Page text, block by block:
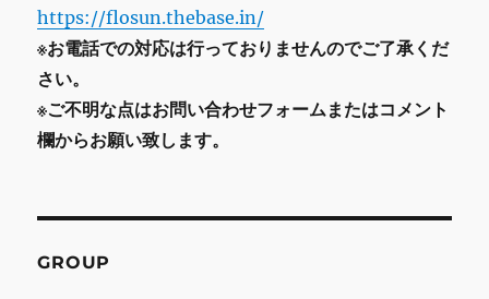
https://flosun.thebase.in/
※お電話での対応は行っておりませんのでご了承くだ
さい。
※ご不明な点はお問い合わせフォームまたはコメント
欄からお願い致します。
GROUP